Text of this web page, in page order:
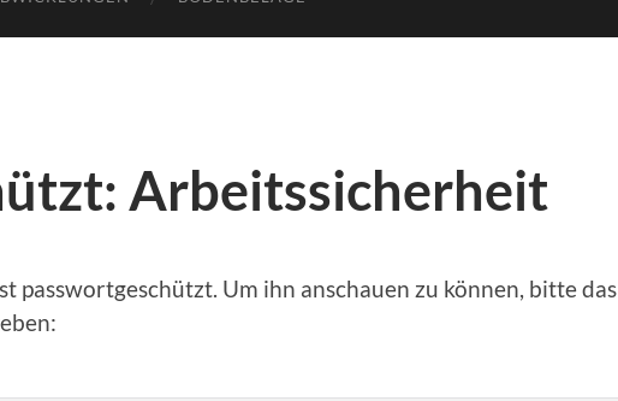
Arbeitssicherheit
passwortgeschützt. Um ihn anschauen zu können, bitte das